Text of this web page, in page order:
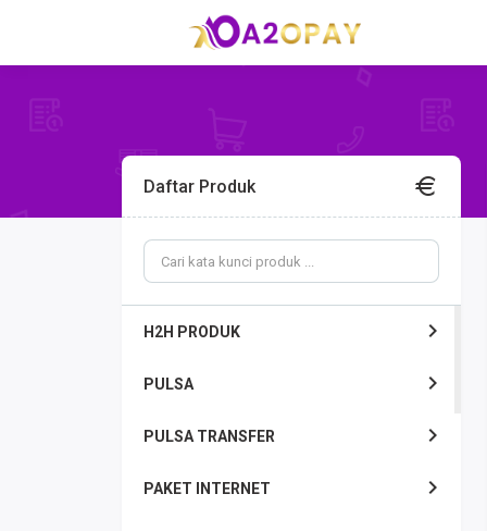
Daftar Produk
H2H PRODUK
PULSA
PULSA TRANSFER
PAKET INTERNET